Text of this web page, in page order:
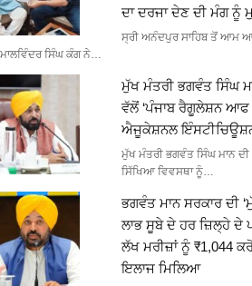
ਦਾ ਦਰਜਾ ਦੇਣ ਦੀ ਮੰਗ
ਸ੍ਰੀ ਅਨੰਦਪੁਰ ਸਾਹਿਬ ਤੋਂ ਆਮ
ਮਾਲਵਿੰਦਰ ਸਿੰਘ ਕੰਗ ਨੇ…
ਮੁੱਖ ਮੰਤਰੀ ਭਗਵੰਤ ਸਿੰਘ
ਵੱਲੋਂ ‘ਪੰਜਾਬ ਰੈਗੂਲੇਸ਼ਨ
ਐਜੂਕੇਸ਼ਨਲ
ਮੁੱਖ ਮੰਤਰੀ ਭਗਵੰਤ ਸਿੰਘ ਮਾਨ
ਸਿੱਖਿਆ ਵਿਵਸਥਾ ਨੂੰ…
ਭਗਵੰਤ ਮਾਨ ਸਰਕਾਰ ਦੀ
ਲਾਭ ਸੂਬੇ ਦੇ ਹਰ ਜ਼ਿਲ੍ਹੇ ਦੇ
ਲੱਖ ਮਰੀਜ਼ਾਂ ਨੂੰ ₹1,044
ਇਲਾਜ ਮਿਲਿਆ